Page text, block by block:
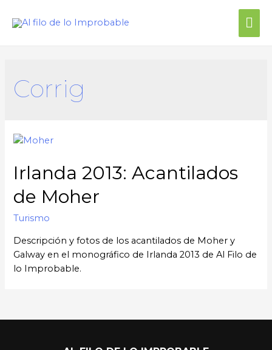
Corrig
Irlanda 2013: Acantilados
de Moher
Turismo
Descripción y fotos de los acantilados de Moher y
Galway en el monográfico de Irlanda 2013 de Al Filo de
lo Improbable.